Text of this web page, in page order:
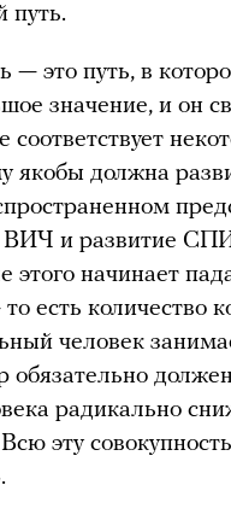
путь.
— это путь, в
значение, и он
соответствует
якобы должна
и развитие
этого начинает
есть количество
человек
обязательно
радикально
эту